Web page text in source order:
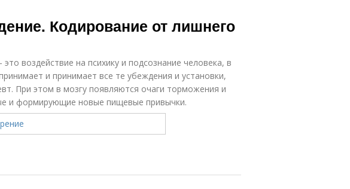
Кодирование от лишнего
воздействие на психику и подсознание человека, в
и принимает все те убеждения и установки,
При этом в мозгу появляются очаги торможения и
и формирующие новые пищевые привычки.